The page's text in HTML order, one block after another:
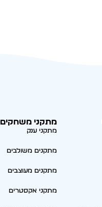
מתקני משחקים
מתקני ענק
מתקנים משולבים
מתקנים מעוצבים
מתקני אקסטרים